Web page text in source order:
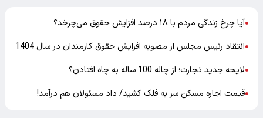
●آیا چرخ زندگی مردم با ۱۸ درصد افزایش حقوق می‌چرخد؟
●انتقاد رئیس مجلس از مصوبه افزایش حقوق کارمندان در سال 1404
●لایحه جدید تجارت؛ از چاله 100 ساله به چاه افتادن؟
●قیمت اجاره مسکن سر به فلک کشید/ داد مسئولان هم درآمد!